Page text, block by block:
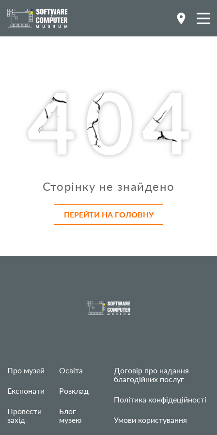
Сторінку не знайдено
ПЕРЕЙТИ НА ГОЛОВНУ
Про музей
Експонати
Провести
захід
Освіта
Розклад
Блог
музею
Договір про надання
благодійних послуг
Політика конфідеційності
Умови користування